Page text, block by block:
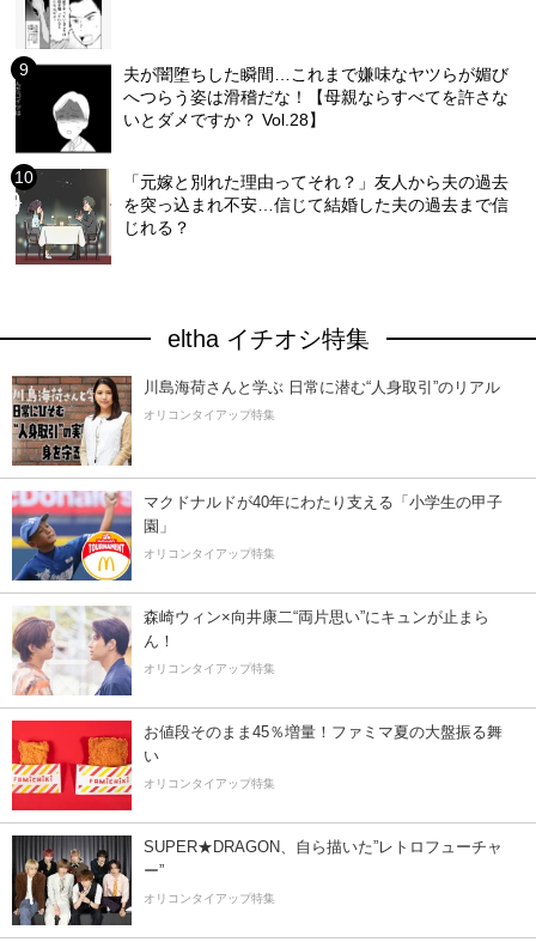
夫が闇堕ちした瞬間…これまで嫌味なヤツらが媚び
へつらう姿は滑稽だな！【母親ならすべてを許さな
いとダメですか？ Vol.28】
「元嫁と別れた理由ってそれ？」友人から夫の過去
を突っ込まれ不安…信じて結婚した夫の過去まで信
じれる？
eltha イチオシ特集
川島海荷さんと学ぶ 日常に潜む“人身取引”のリアル
オリコンタイアップ特集
マクドナルドが40年にわたり支える「小学生の甲子
園」
オリコンタイアップ特集
森崎ウィン×向井康二“両片思い”にキュンが止まら
ん！
オリコンタイアップ特集
お値段そのまま45％増量！ファミマ夏の大盤振る舞
い
オリコンタイアップ特集
SUPER★DRAGON、自ら描いた”レトロフューチャ
ー”
オリコンタイアップ特集